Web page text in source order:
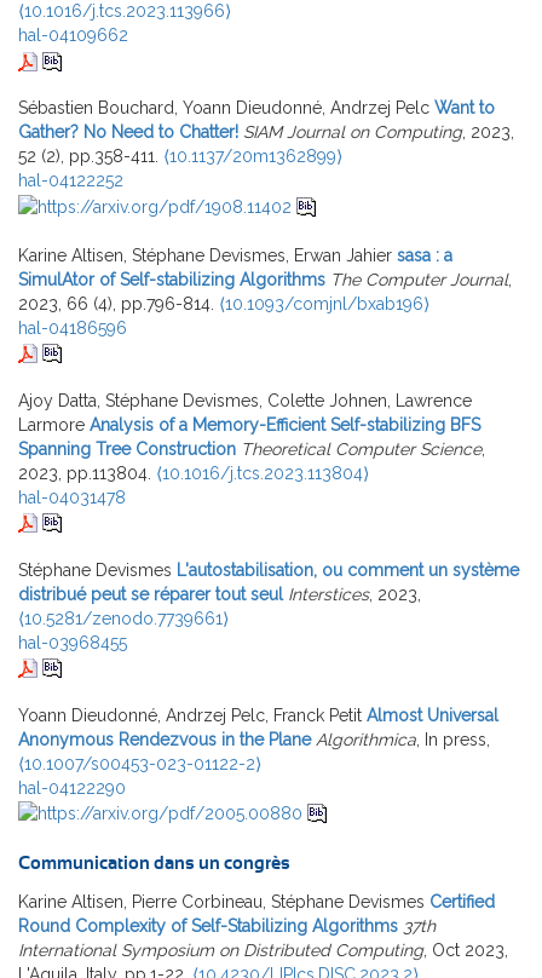
⟨10.1016/j.tcs.2023.113966⟩
hal-04109662
Sébastien Bouchard, Yoann Dieudonné, Andrzej Pelc Want to
Gather? No Need to Chatter! SIAM Journal on Computing, 2023,
52 (2), pp.358-411. ⟨10.1137/20m1362899⟩
hal-04122252
Karine Altisen, Stéphane Devismes, Erwan Jahier sasa : a
SimulAtor of Self-stabilizing Algorithms The Computer Journal,
2023, 66 (4), pp.796-814. ⟨10.1093/comjnl/bxab196⟩
hal-04186596
Ajoy Datta, Stéphane Devismes, Colette Johnen, Lawrence
Larmore Analysis of a Memory-Efficient Self-stabilizing BFS
Spanning Tree Construction Theoretical Computer Science,
2023, pp.113804. ⟨10.1016/j.tcs.2023.113804⟩
hal-04031478
Stéphane Devismes L'autostabilisation, ou comment un système
distribué peut se réparer tout seul Interstices, 2023,
⟨10.5281/zenodo.7739661⟩
hal-03968455
Yoann Dieudonné, Andrzej Pelc, Franck Petit Almost Universal
Anonymous Rendezvous in the Plane Algorithmica , In press,
⟨10.1007/s00453-023-01122-2⟩
hal-04122290
Communication dans un congrès
Karine Altisen, Pierre Corbineau, Stéphane Devismes Certified
Round Complexity of Self-Stabilizing Algorithms 37th
International Symposium on Distributed Computing, Oct 2023,